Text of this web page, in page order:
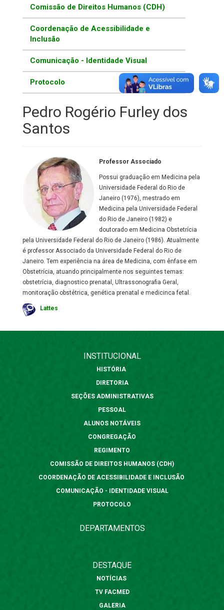
Comissão de Direitos Humanos (CDH)
Coordenação de Acessibilidade e
Inclusão
Comunicação - Identidade Visual
Protocolo
Pedro Rogério Furley dos
Santos
Professor Associado
Possui graduação em Medicina pela
Universidade Federal do Rio de
Janeiro (1976), mestrado em
Medicina pela Universidade Federal
do Rio de Janeiro (1982) e
doutorado em Medicina Obstetrícia
pela Universidade Federal do Rio de Janeiro (1986). Atualmente
é professor Associado da Universidade Federal do Rio de
Janeiro. Tem experiência na área de Medicina, com ênfase em
Obstetrícia, atuando principalmente nos seguintes temas:
obstetrícia, diagnostico prenatal, Ultrassonografia Geral,
monitoração obstétrica, genética prenatal e medicinca fetal.
Lattes
INSTITUCIONAL
HISTÓRIA
DIRETORIA
SEÇÕES ADMINISTRATIVAS
PESSOAL
ALUNOS NOTÁVEIS
CONGREGAÇÃO
REGIMENTO
COMISSÃO DE DIREITOS HUMANOS (CDH)
COORDENAÇÃO DE ACESSIBILIDADE E INCLUSÃO
COMUNICAÇÃO - IDENTIDADE VISUAL
PROTOCOLO
DEPARTAMENTOS
DESTAQUE
NOTÍCIAS
TV FACMED
GALERIA